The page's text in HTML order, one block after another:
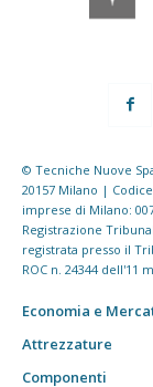
© Tecniche Nuove
20157 Milano |
imprese di Milano:
Registrazione
registrata presso il
ROC n. 24344 dell'11
Economia e
Attrezzature
Componenti